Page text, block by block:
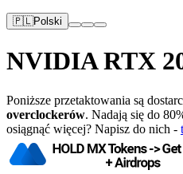
🇵🇱Polski
NVIDIA RTX
Poniższe przetaktowania są
overclockerów. Nadają się do
osiągnąć więcej? Napisz do nich -